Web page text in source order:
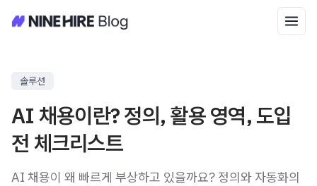
솔루션
AI 채용이란? 정의, 활용 영역, 도입
전 체크리스트
AI 채용이 왜 빠르게 부상하고 있을까요? 정의와 자동화의